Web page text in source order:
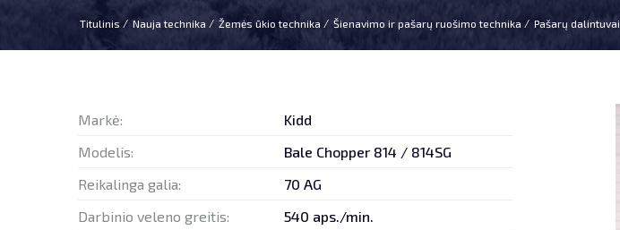
Titulinis Nauja technika Žemės ūkio technika Šienavimo ir pašarų ruošimo technika Pašarų dalintuvai
Markė:
Kidd
Modelis:
Bale Chopper 814 / 814SG
Reikalinga galia:
70 AG
Darbinio veleno greitis:
540 aps./min.